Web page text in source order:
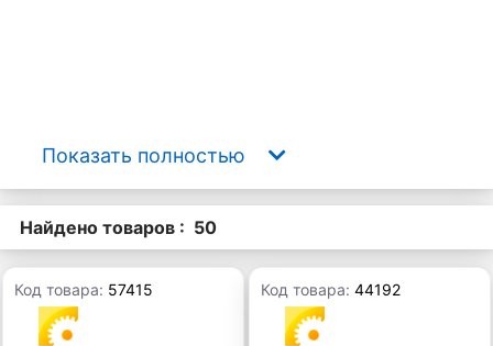
Показать полностью
Найдено товаров : 50
Код товара: 57415 Код товара:44192